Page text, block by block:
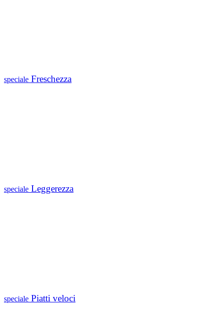
speciale Freschezza
speciale Leggerezza
speciale Piatti veloci